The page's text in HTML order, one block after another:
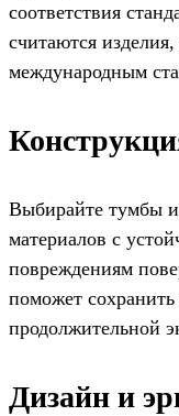
соответствия
считаются
международным
Выбирайте тумбы
материалов с
повреждениям
поможет
продолжительной
Дизайн и